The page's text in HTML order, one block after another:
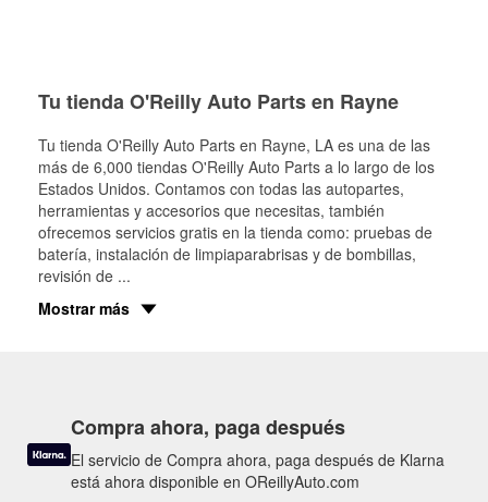
Tu tienda O'Reilly Auto Parts en Rayne
Tu tienda O'Reilly Auto Parts en Rayne, LA es una de las
más de 6,000 tiendas O'Reilly Auto Parts a lo largo de los
Estados Unidos. Contamos con todas las autopartes,
herramientas y accesorios que necesitas, también
ofrecemos servicios gratis en la tienda como: pruebas de
batería, instalación de limpiaparabrisas y de bombillas,
revisión de ...
Mostrar más
Compra ahora, paga después
El servicio de Compra ahora, paga después de Klarna
está ahora disponible en OReillyAuto.com